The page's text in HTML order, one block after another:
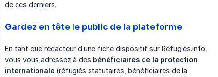
de ces derniers.
Gardez en tête le public de la plateforme
En tant que rédacteur d’une fiche dispositif sur Réfugiés.info,
vous vous adressez à des bénéficiaires de la protection
internationale (réfugiés statutaires, bénéficiaires de la